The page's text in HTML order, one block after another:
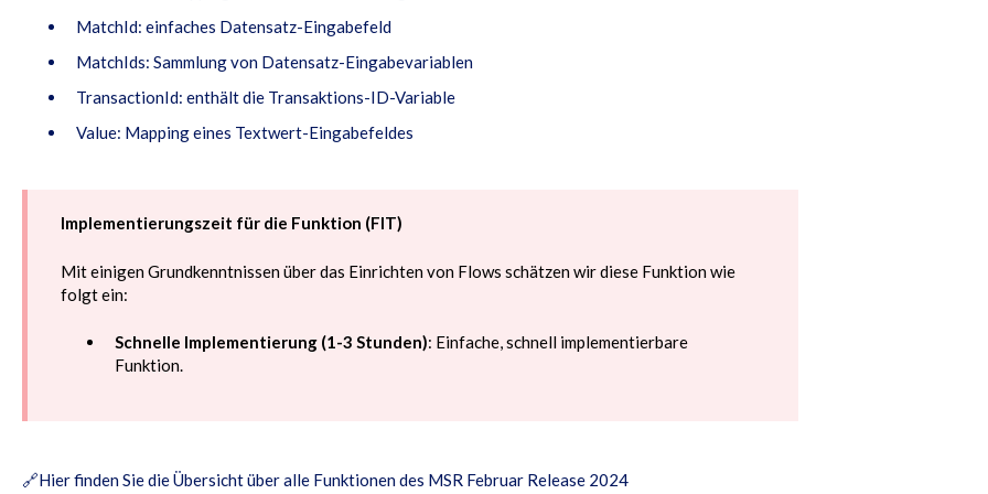
MatchId: einfaches Datensatz-Eingabefeld
MatchIds: Sammlung von Datensatz-Eingabevariablen
TransactionId: enthält die Transaktions-ID-Variable
Value: Mapping eines Textwert-Eingabefeldes
Implementierungszeit für die Funktion (FIT)
Mit einigen Grundkenntnissen über das Einrichten von Flows schätzen wir diese Funktion wie
folgt ein:
Schnelle Implementierung (1-3 Stunden): Einfache, schnell implementierbare
Funktion.
🔗Hier finden Sie die Übersicht über alle Funktionen des MSR Februar Release 2024